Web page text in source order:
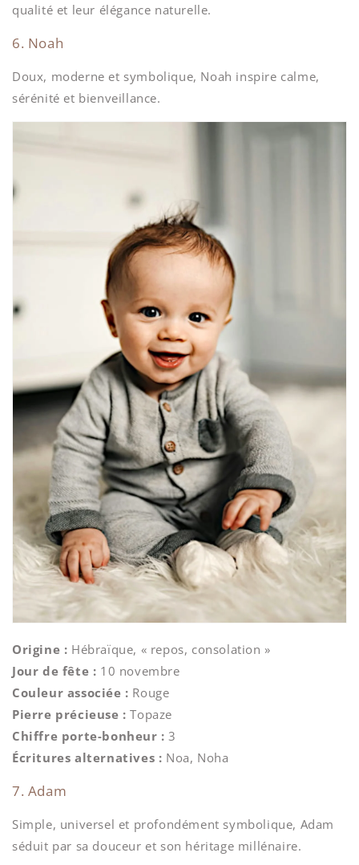
qualité et leur élégance naturelle.
6. Noah
Doux, moderne et symbolique, Noah inspire calme,
sérénité et bienveillance.
Origine : Hébraïque, « repos, consolation »
Jour de fête : 10 novembre
Couleur associée : Rouge
Pierre précieuse : Topaze
Chiffre porte-bonheur : 3
Écritures alternatives : Noa, Noha
7. Adam
Simple, universel et profondément symbolique, Adam
séduit par sa douceur et son héritage millénaire.